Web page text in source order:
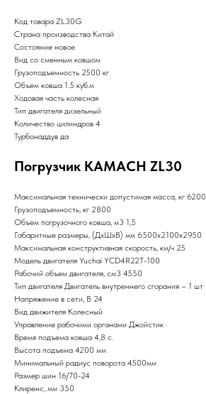
Код товара ZL30G
Страна производства Китай
Состояние новое
Вид со сменным ковшом
Грузоподъемность 2500 кг
Объем ковша 1.5 куб.м
Ходовая часть колесная
Тип двигателя дизельный
Количество цилиндров 4
Турбонаддув да
Погрузчик KAMACH ZL30
Максимальная технически допустимая масса, кг 6200
Грузоподъемность, кг 2800
Объем погрузочного ковша, м3 1,5
Габаритные размеры, (ДхШхВ) мм 6500х2100х2950
Максимальная конструктивная скорость, км/ч 25
Модель двигателя Yuchai YCD4R22T-100
Рабочий объем двигателя, см3 4550
Тип двигателя Двигатель внутреннего сгорания – 1 шт
Напряжение в сети, В 24
Вид движителя Колесный
Управление рабочими органами Джойстик
Время подъема ковша 4,8 с.
Высота подъема 4200 мм
Минимальный радиус поворота 4500мм
Размер шин 16/70-24
Клиренс, мм 350